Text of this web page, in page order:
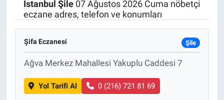
İstanbul Şile07 Ağustos 2026 Cuma nöbetçi
eczane adres, telefon ve konumları
Şifa Eczanesi Şile
Ağva Merkez Mahallesi Yakuplu Caddesi 7
Yol Tarifi Al 0 (216) 721 81 69
Özel Haberler
Kadın
Erişim Bilgileri
Sağlık